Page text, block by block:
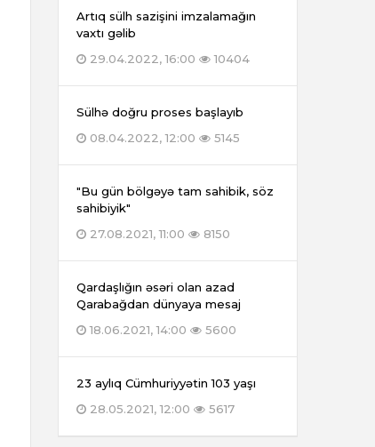
Artıq sülh sazişini imzalamağın
vaxtı gəlib
29.04.2022, 16:00
10404
Sülhə doğru proses başlayıb
08.04.2022, 12:00
5145
"Bu gün bölgəyə tam sahibik, söz
sahibiyik"
27.08.2021, 11:00
8150
Qardaşlığın əsəri olan azad
Qarabağdan dünyaya mesaj
18.06.2021, 14:00
5600
23 aylıq Cümhuriyyətin 103 yaşı
28.05.2021, 12:00
5617